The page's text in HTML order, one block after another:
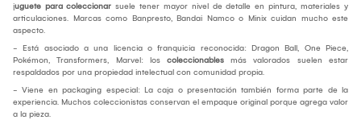
juguete para coleccionar suele tener mayor nivel de detalle en pintura, materiales y
articulaciones. Marcas como Banpresto, Bandai Namco o Minix cuidan mucho este
aspecto.
- Está asociado a una licencia o franquicia reconocida: Dragon Ball, One Piece,
Pokémon, Transformers, Marvel: los coleccionables más valorados suelen estar
respaldados por una propiedad intelectual con comunidad propia.
- Viene en packaging especial: La caja o presentación también forma parte de la
experiencia. Muchos coleccionistas conservan el empaque original porque agrega valor
a la pieza.